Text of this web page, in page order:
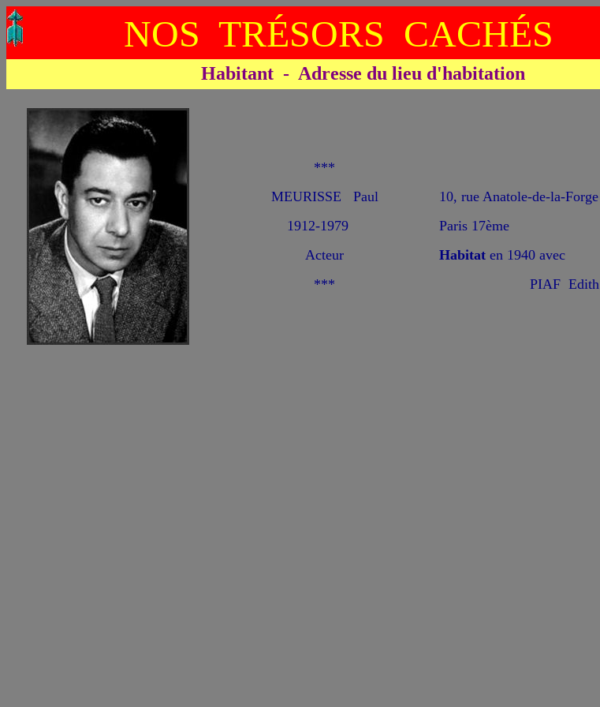
NOS TRÉSORS CACHÉS
Habitant - Adresse du lieu d'habitation
***
MEURISSE Paul
1912-1979
Acteur
***
10, rue Anatole-de-la-Forge
Paris 17ème
Habitat en 1940 avec
PIAF Edith